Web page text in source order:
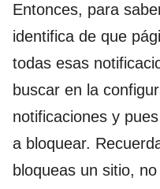
Entonces, para
identifica de que
todas esas
buscar en la
notificaciones y
a bloquear.
bloqueas un sitio, no